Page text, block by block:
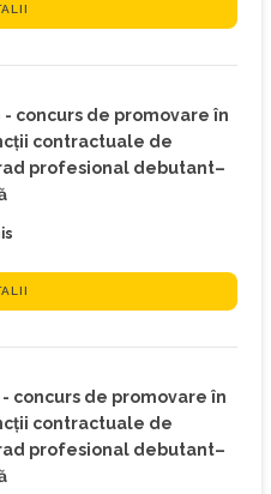
- concurs de promovare în
contractuale de
profesional debutant–
- concurs de promovare în
contractuale de
profesional debutant–